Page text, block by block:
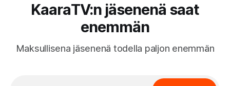
KaaraTV:n jäsenenä saat
enemmän
Maksullisena jäsenenä todella paljon enemmän